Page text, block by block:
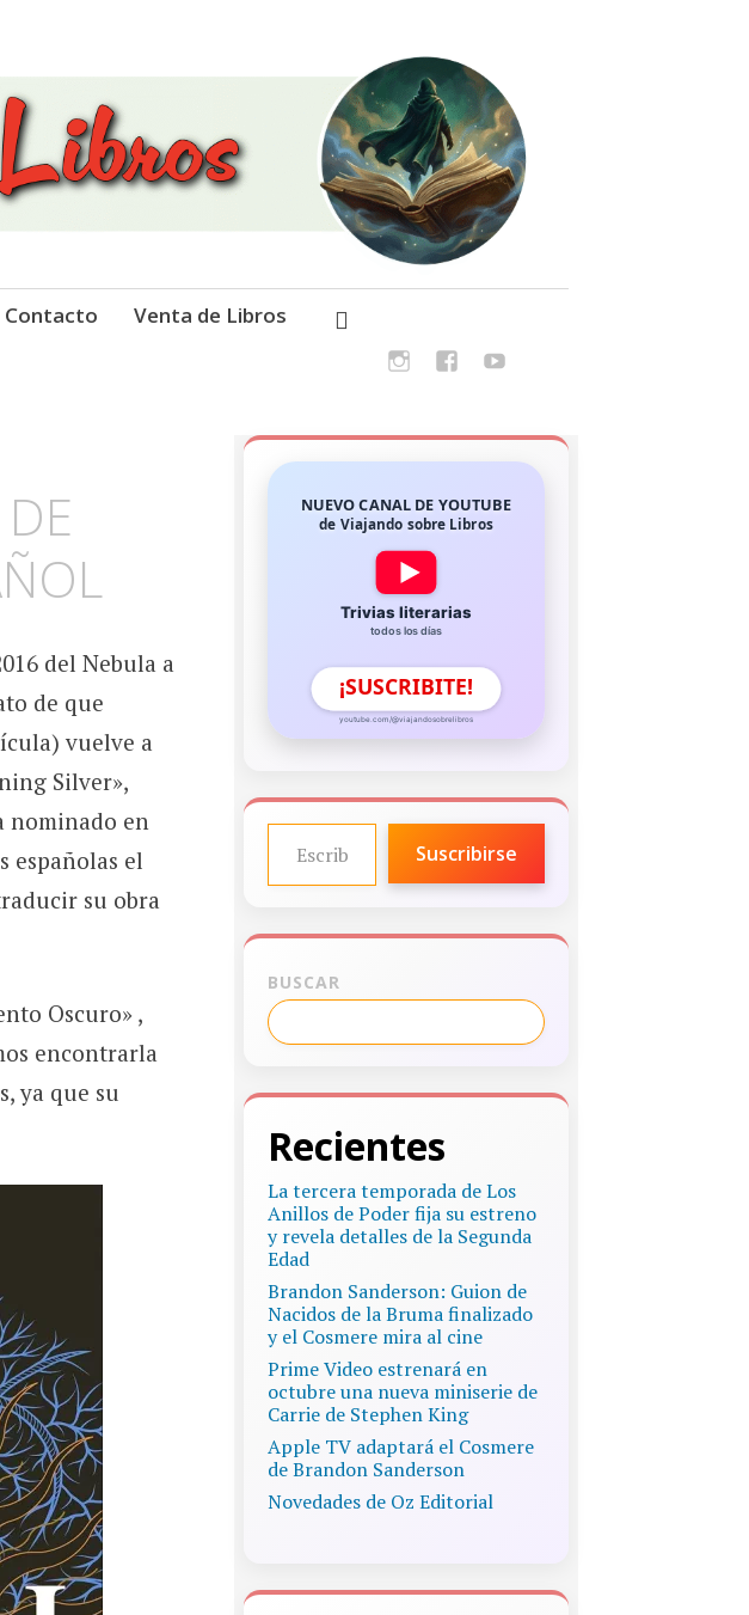
Contacto Venta de Libros
del Nebula a
de que
vuelve a
Silver»,
nominado en
españolas el
su obra
Oscuro» ,
encontrarla
ya que su
NUEVO CANAL DE YOUTUBE
de Viajando sobre Libros
Trivias literarias
todos los días
¡SUSCRIBITE!
youtube.com/@viajandosobrelibros
ESCRIBE TU CORREO ELECTRÓNICO…
Suscribirse
BUSCAR
Recientes
La tercera temporada de Los
Anillos de Poder fija su estreno
y revela detalles de la Segunda
Edad
Brandon Sanderson: Guion de
Nacidos de la Bruma finalizado
y el Cosmere mira al cine
Prime Video estrenará en
octubre una nueva miniserie de
Carrie de Stephen King
Apple TV adaptará el Cosmere
de Brandon Sanderson
Novedades de Oz Editorial